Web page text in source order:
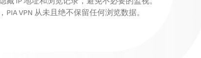
PIA VPN 从未且绝不保留任何浏览数据。